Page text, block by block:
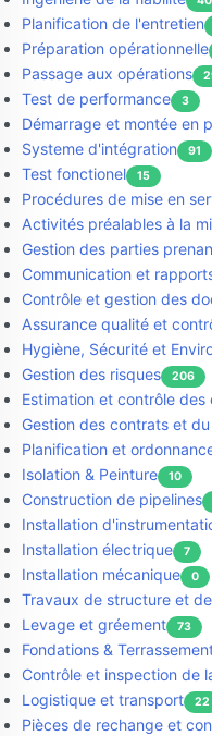
Planification de l'entretien
Préparation opérationnelle
Passage aux opérations
Test de performance 3
Démarrage et montée en
Systeme d'intégration 91
Test fonctionel 15
Procédures de mise en
Activités préalables à la
Gestion des parties
Communication et
Contrôle et gestion des
Assurance qualité et
Hygiène, Sécurité et
Gestion des risques 206
Estimation et contrôle des
Gestion des contrats et
Planification et
Isolation & Peinture 10
Construction de pipelines
Installation
Installation électrique 7
Installation mécanique 0
Travaux de structure et
Levage et gréement 73
Fondations &
Contrôle et inspection de
Logistique et transport 22
Pièces de rechange et